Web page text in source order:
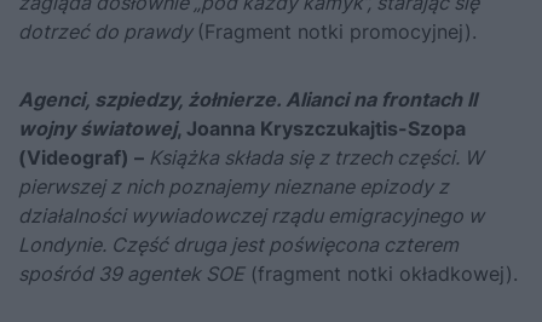
dotrzeć do prawdy (Fragment notki promocyjnej).
Agenci, szpiedzy, żołnierze. Alianci na frontach II
wojny światowej, Joanna Kryszczukajtis-Szopa
(Videograf) – Książka składa się z trzech części. W
pierwszej z nich poznajemy nieznane epizody z
działalności wywiadowczej rządu emigracyjnego w
Londynie. Część druga jest poświęcona czterem
spośród 39 agentek SOE(fragment notki okładkowej).